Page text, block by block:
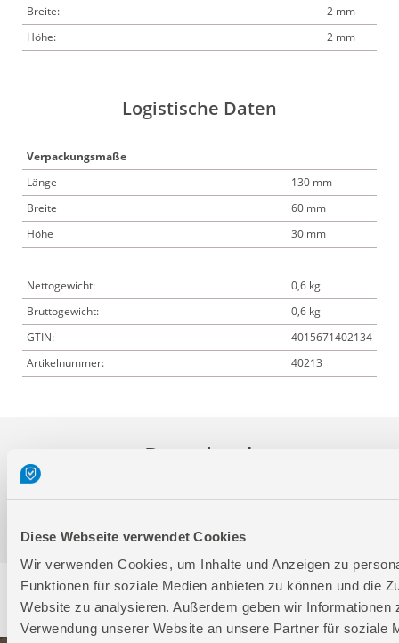
Diese Webseite verwendet Cookies
Wir verwenden Cookies, um Inhalte und Anzeigen zu
Funktionen für soziale Medien anbieten zu können und die
Website zu analysieren. Außerdem geben wir Informationen
Verwendung unserer Website an unsere Partner für soziale
Breite:
2 mm
Höhe:
2 mm
Logistische Daten
Verpackungsmaße
Länge
130 mm
Breite
60 mm
Höhe
30 mm
Nettogewicht:
0,6 kg
Bruttogewicht:
0,6 kg
GTIN:
4015671402134
Artikelnummer:
40213
Downloads
Service